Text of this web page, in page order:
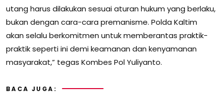
utang harus dilakukan sesuai aturan hukum yang berlaku,
bukan dengan cara-cara premanisme. Polda Kaltim
akan selalu berkomitmen untuk memberantas praktik-
praktik seperti ini demi keamanan dan kenyamanan
masyarakat,” tegas Kombes Pol Yuliyanto.
BACA JUGA: